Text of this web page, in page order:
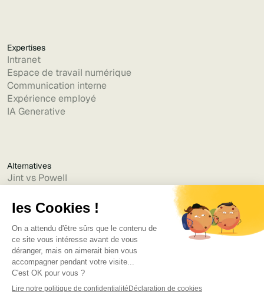
Expertises
Intranet
Espace de travail numérique
Communication interne
Expérience employé
IA Generative
Alternatives
Jint vs Powell
Jint vs Jamespot
Jint vs Jalios
Jint vs Intranet.ai
Jint vs Akumina
Jint vs Interact
Jint vs Intranet Inside
Jint vs Staffbase